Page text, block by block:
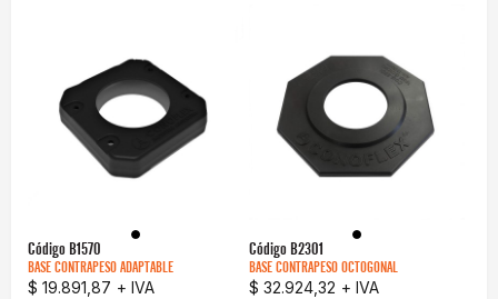
Código B1570
BASE CONTRAPESO ADAPTABLE
$ 19.891,87 + IVA
Código B2301
BASE CONTRAPESO OCTOGONAL
$ 32.924,32 + IVA